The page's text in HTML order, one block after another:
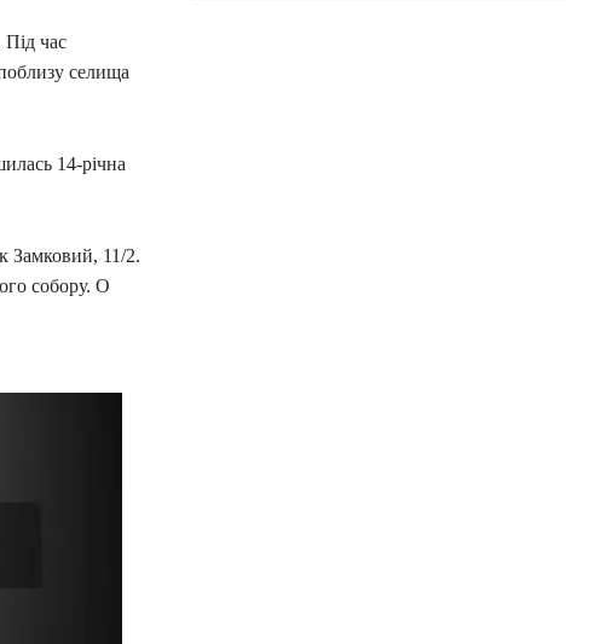
час
селища
14-річна
Замковий, 11/2.
собору. О